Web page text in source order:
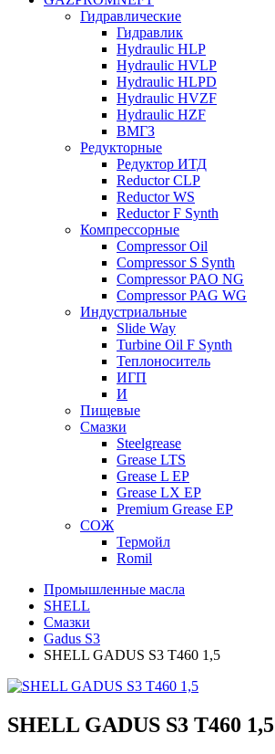
Гидравлические
Гидравлик
Hydraulic HLP
Hydraulic HVLP
Hydraulic HLPD
Hydraulic HVZF
Hydraulic HZF
ВМГЗ
Редукторные
Редуктор ИТД
Reductor CLP
Reductor WS
Reductor F Synth
Компрессорные
Compressor Oil
Compressor S Synth
Compressor PAO NG
Compressor PAG WG
Индустриальные
Slide Way
Turbine Oil F Synth
Теплоноситель
ИГП
И
Пищевые
Смазки
Steelgrease
Grease LTS
Grease L EP
Grease LX EP
Premium Grease EP
СОЖ
Термойл
Romil
Промышленные масла
SHELL
Смазки
Gadus S3
SHELL GADUS S3 T460 1,5
SHELL GADUS S3 T460 1,5